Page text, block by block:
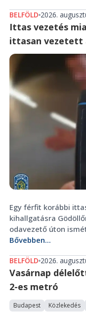
BELFÖLD 2026.
Ittas vezetés
ittasan vezetett
Egy férfit korábbi
kihallgatásra
odavezető úton
Bővebben...
BELFÖLD 2026.
Vasárnap
2-es metró
Budapest Közlekedés